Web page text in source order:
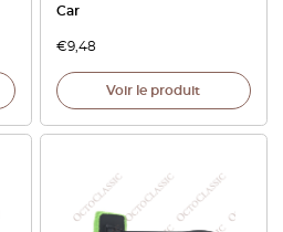
Car
€9,48
Voir le produit